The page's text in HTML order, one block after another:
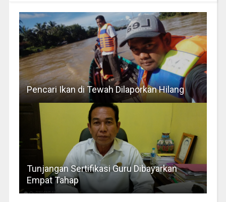
Pencari Ikan di Tewah Dilaporkan Hilang
Tunjangan Sertifikasi Guru Dibayarkan
Empat Tahap